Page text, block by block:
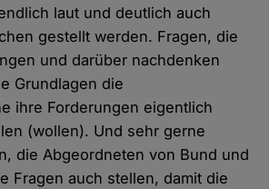
laut und deutlich auch
gestellt werden. Fragen, die
und darüber nachdenken
Grundlagen die
ihre Forderungen eigentlich
(wollen). Und sehr gerne
die Abgeordneten von Bund und
Fragen auch stellen, damit die